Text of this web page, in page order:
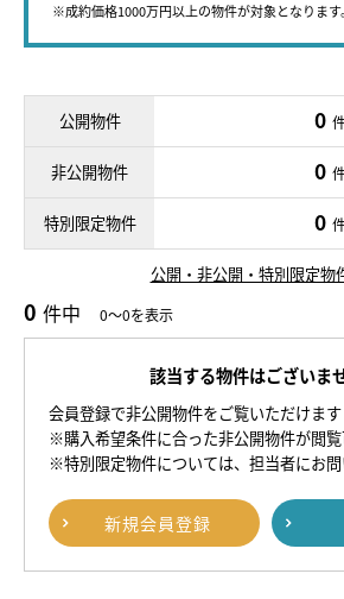
※成約価格1000万円以上の物件が対象となります。
公開物件 0
非公開物件 0
特別限定物件 0
公開・非公開・特別限定物
0 件中 0～0を表示
該当する物件はございませ
会員登録で非公開物件をご覧いただけます
※購入希望条件に合った非公開物件が閲覧
※特別限定物件については、担当者にお問
新規会員登録